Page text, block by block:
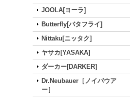
JOOLA[ヨーラ]
Butterfly[バタフライ]
Nittaku[ニッタク]
ヤサカ[YASAKA]
ダーカー[DARKER]
Dr.Neubauer［ノイバウア
ー］